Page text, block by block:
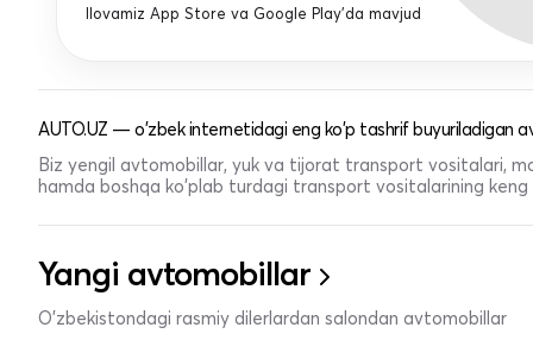
Ilovamiz App Store va Google Play'da mavjud
AUTO.UZ — o'zbek internetidagi eng ko'p tashrif buyuriladigan
Biz yengil avtomobillar, yuk va tijorat transport vositalari,
hamda boshqa ko'plab turdagi transport vositalarining
Yangi avtomobillar
O'zbekistondagi rasmiy dilerlardan salondan avtomobillar